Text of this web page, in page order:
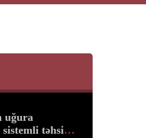
uğura
təhsil